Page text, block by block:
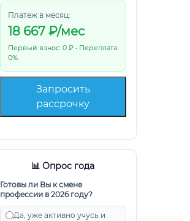
Платеж в месяц:
18 667₽/мес
Первый взнос: 0 ₽ • Переплата:
0%
Запросить
рассрочку
📊 Опрос года
Готовы ли Вы к смене
профессии в 2026 году?
Да, уже активно учусь и